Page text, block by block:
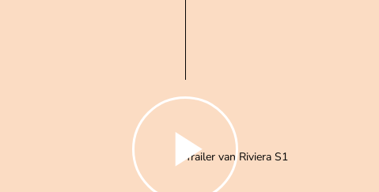
Speel de video af
Trailer van Riviera S1